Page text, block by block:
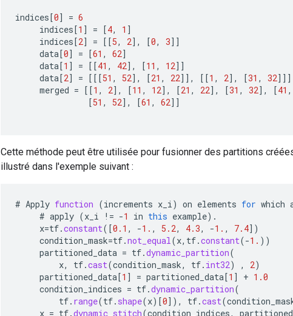
indices[0] = 6
indices[1 ] = [4, 1 ]
indices[2] = [[5, 2] , [0, 3]]
data[0] = [61 , 62]
data[1 ] = [[41 , 42] , [11 , 12]]
data[2] = [[[51 , 52] , [21 , 22]] , [[1 , 2] , [31 , 32]]]
merged = [[1 , 2] , [11 , 12] , [21 , 22] , [31 , 32] , [41 ,
[51 , 52] , [61 , 62]]
Cette méthode peut être utilisée pour fusionner des partitions
illustré dans l'exemple suivant :
# Apply function (increments x_i) on elements for which
# apply (x_i != -1 in this example).
x=tf.constant( [0.1 , -1. , 5.2, 4.3, -1. , 7.4] )
condition_mask=tf.not_equal(x, tf.constant(-1. ))
partitioned_data = tf.dynamic_partition(
x, tf.cast(condition_mask, tf. int32) , 2)
partitioned_data[1 ] = partitioned_data[1 ] + 1.0
condition_indices = tf.dynamic_partition(
tf. range(tf. shape(x) [0] ), tf.cast(
x = tf.dynamic_stitch(condition_indices,